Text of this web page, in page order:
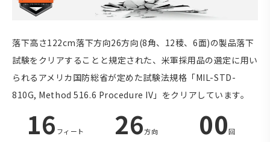
落下高さ122cm落下方向26方向(8角、12稜、6面)の製品落下
試験をクリアすることと規定された、米軍採用品の選定に用い
られるアメリカ国防総省が定めた試験法規格「MIL-STD-
810G, Method 516.6 Procedure IV」をクリアしています。
16 フィート 26方向 00回